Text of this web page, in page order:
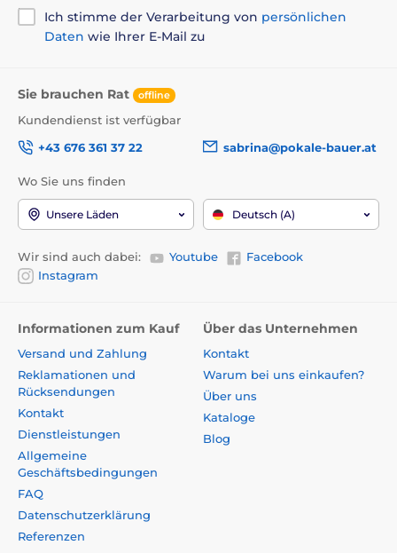
Ich stimme der Verarbeitung von persönlichen
Daten wie Ihrer E-Mail zu
Sie brauchen Rat offline
Kundendienst ist verfügbar
+43 676 361 37 22
sabrina@pokale-bauer.at
Wo Sie uns finden
Unsere Läden Deutsch (A)
Wir sind auch dabei: Youtube
Facebook
Instagram
Informationen zum Kauf
Versand und Zahlung
Reklamationen und
Rücksendungen
Kontakt
Dienstleistungen
Allgemeine
Geschäftsbedingungen
FAQ
Datenschutzerklärung
Referenzen
Über das Unternehmen
Kontakt
Warum bei uns einkaufen?
Über uns
Kataloge
Blog